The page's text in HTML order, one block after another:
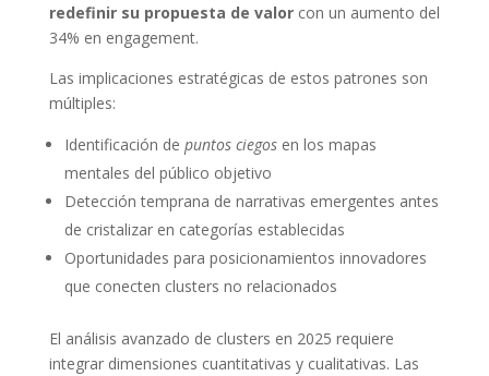
redefinir su propuesta de valorcon un aumento del
34% en engagement.
Las implicaciones estratégicas de estos patrones son
múltiples:
Identificación de puntos ciegosen los mapas
mentales del público objetivo
Detección temprana de narrativas emergentes antes
de cristalizar en categorías establecidas
Oportunidades para posicionamientos innovadores
que conecten clusters no relacionados
El análisis avanzado de clusters en 2025 requiere
integrar dimensiones cuantitativas y cualitativas. Las